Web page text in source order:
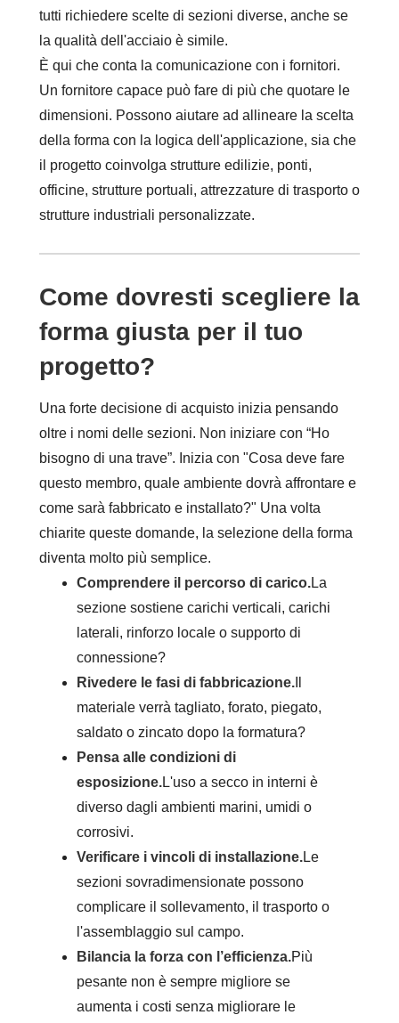
tutti richiedere scelte di sezioni diverse, anche se
la qualità dell'acciaio è simile.
È qui che conta la comunicazione con i fornitori.
Un fornitore capace può fare di più che quotare le
dimensioni. Possono aiutare ad allineare la scelta
della forma con la logica dell'applicazione, sia che
il progetto coinvolga strutture edilizie, ponti,
officine, strutture portuali, attrezzature di trasporto o
strutture industriali personalizzate.
Come dovresti scegliere la
forma giusta per il tuo
progetto?
Una forte decisione di acquisto inizia pensando
oltre i nomi delle sezioni. Non iniziare con “Ho
bisogno di una trave”. Inizia con "Cosa deve fare
questo membro, quale ambiente dovrà affrontare e
come sarà fabbricato e installato?" Una volta
chiarite queste domande, la selezione della forma
diventa molto più semplice.
Comprendere il percorso di carico.La
sezione sostiene carichi verticali, carichi
laterali, rinforzo locale o supporto di
connessione?
Rivedere le fasi di fabbricazione.
materiale verrà tagliato, forato, piegato,
saldato o zincato dopo la formatura?
Pensa alle condizioni di
esposizione.L'uso a secco in interni è
diverso dagli ambienti marini, umidi o
corrosivi.
Verificare i vincoli di installazione.Le
sezioni sovradimensionate possono
complicare il sollevamento, il trasporto o
l'assemblaggio sul campo.
Bilancia la forza con l’efficienza.Più
pesante non è sempre migliore se
aumenta i costi senza migliorare le